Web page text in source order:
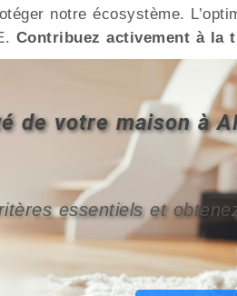
notre écosystème.
Contribuez activement à la
de votre maison à
essentiels et